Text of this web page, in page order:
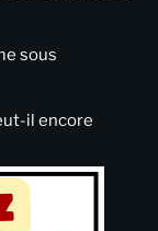
sous
il encore